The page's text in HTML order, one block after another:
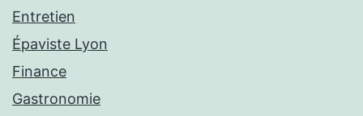
Entretien
Épaviste Lyon
Finance
Gastronomie